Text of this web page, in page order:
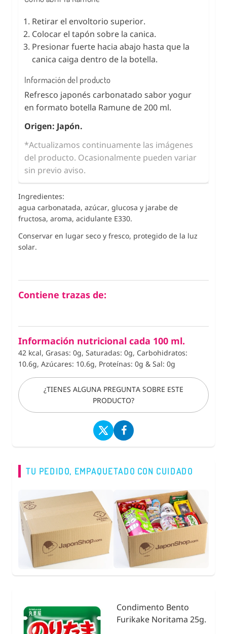
Retirar el envoltorio superior.
Colocar el tapón sobre la canica.
Presionar fuerte hacia abajo hasta que la
canica caiga dentro de la botella.
Información del producto
Refresco japonés carbonatado sabor yogur
en formato botella Ramune de 200 ml.
Origen: Japón.
*Actualizamos continuamente las imágenes
del producto. Ocasionalmente pueden variar
sin previo aviso.
Ingredientes:
agua carbonatada, azúcar, glucosa y jarabe de
fructosa, aroma, acidulante E330.
Conservar en lugar seco y fresco, protegido de la luz
solar.
Contiene trazas de:
Información nutricional cada 100 ml.
42 kcal, Grasas: 0g, Saturadas: 0g, Carbohidratos:
10.6g, Azúcares: 10.6g, Proteínas: 0g & Sal: 0g
¿TIENES ALGUNA PREGUNTA SOBRE ESTE
PRODUCTO?
TU PEDIDO, EMPAQUETADO CON CUIDADO
Fideos de Konjac,
Natural Shirataki con